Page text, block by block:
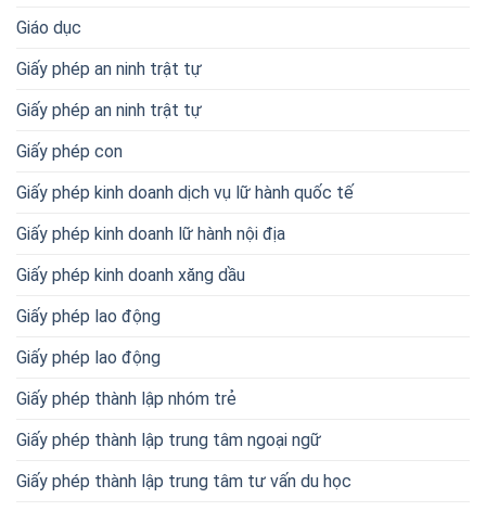
Giáo dục
Giấy phép an ninh trật tự
Giấy phép an ninh trật tự
Giấy phép con
Giấy phép kinh doanh dịch vụ lữ hành quốc tế
Giấy phép kinh doanh lữ hành nội địa
Giấy phép kinh doanh xăng dầu
Giấy phép lao động
Giấy phép lao động
Giấy phép thành lập nhóm trẻ
Giấy phép thành lập trung tâm ngoại ngữ
Giấy phép thành lập trung tâm tư vấn du học